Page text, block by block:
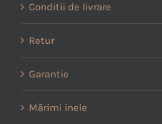
Conditii de livrare
Retur
Garantie
Mărimi inele